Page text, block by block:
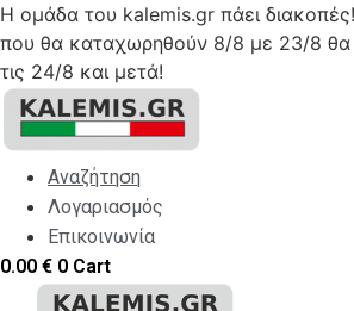
Η ομάδα του kalemis.gr πάει
που θα καταχωρηθούν 8/8 με 23/8
τις 24/8 και μετά!
Skip
content
Αναζήτηση
Λογαριασμός
Επικοινωνία
0.00 € 0 Cart